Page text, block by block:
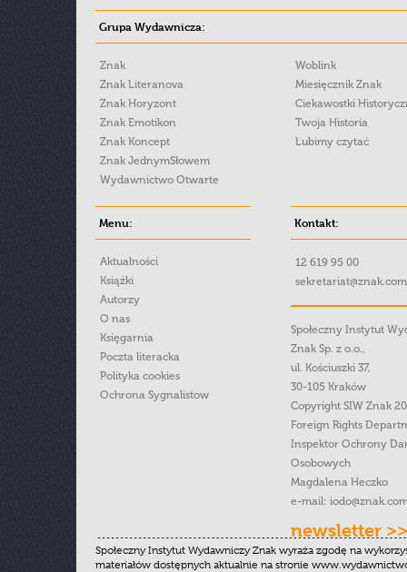
Grupa Wydawnicza:
Znak
Znak Literanova
Znak Horyzont
Znak Emotikon
Znak Koncept
Znak JednymSłowem
Wydawnictwo Otwarte
Woblink
Miesięcznik Znak
Ciekawostki
Twoja Historia
Lubimy czytać
Menu:
Aktualności
Książki
Autorzy
O nas
Księgarnia
Poczta literacka
Polityka cookies
Ochrona Sygnalistow
Kontakt:
12 619 95 00
Społeczny Instytut
Znak Sp. z o.o.,
ul. Kościuszki 37,
30-105 Kraków
Copyright SIW Znak
Foreign Rights
Inspektor Ochrony
Osobowych
Magdalena Heczko
e-mail:
newsletter >>
Społeczny Instytut Wydawniczy Znak wyraża zgodę na
materiałów dostępnych aktualnie na stronie